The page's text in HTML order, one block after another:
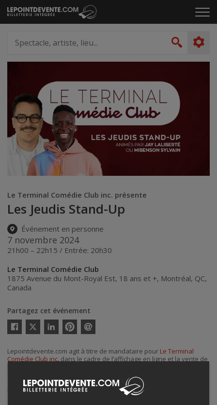
Passer
au
le
artiste,
lieu...
Le Terminal Comédie Club inc. présente
Les Jeudis Stand-Up
Événement en personne
7 novembre 2024
21h00 – 22h15 / Entrée: 20h30
Le Terminal Comédie Club
1875 Avenue du Mont-Royal Est, 18 ans et +, Montréal, QC,
Canada
Partagez cet événement
Twitter
courriel
Lepointdevente.com agit à titre de mandataire pour Le Terminal
Comédie Club inc. dans le cadre de l’affichage en ligne et la vente de
contacter l’organisateur de l’événement,Le Terminal Comédie Club
, àinfo@leterminalcomedieclub.comou au+1 438-888-3364